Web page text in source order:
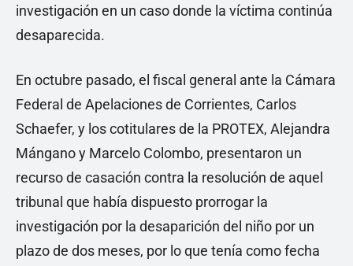
investigación en un caso donde la víctima continúa
desaparecida.
En octubre pasado, el fiscal general ante la Cámara
Federal de Apelaciones de Corrientes, Carlos
Schaefer, y los cotitulares de la PROTEX, Alejandra
Mángano y Marcelo Colombo, presentaron un
recurso de casación contra la resolución de aquel
tribunal que había dispuesto prorrogar la
investigación por la desaparición del niño por un
plazo de dos meses, por lo que tenía como fecha